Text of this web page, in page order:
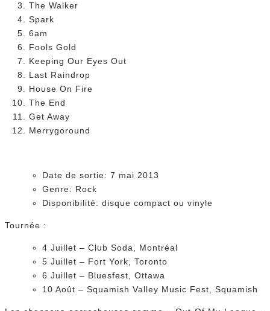
The Walker
Spark
6am
Fools Gold
Keeping Our Eyes Out
Last Raindrop
House On Fire
The End
Get Away
Merrygoround
Date de sortie: 7 mai 2013
Genre: Rock
Disponibilité: disque compact ou vinyle
Tournée :
4 Juillet – Club Soda, Montréal
5 Juillet – Fort York, Toronto
6 Juillet – Bluesfest, Ottawa
10 Août – Squamish Valley Music Fest, Squamish